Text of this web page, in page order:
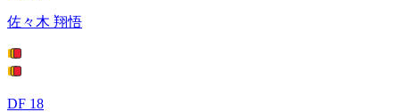
佐々木 翔悟
DF 18